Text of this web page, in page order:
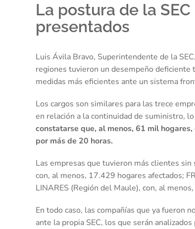
La postura de la
presentados
Luis Ávila Bravo, Superintendente de la
regiones tuvieron un desempeño
medidas más eficientes ante un sistema
Los cargos son similares para las trece
en relación a la continuidad de suministro,
constatarse que, al menos, 61 mil
por más de 20 horas.
Las empresas que tuvieron más clientes
con, al menos, 17.429 hogares afectados;
LINARES (Región del Maule), con, al
En todo caso, las compañías que ya fueron
ante la propia SEC, los que serán